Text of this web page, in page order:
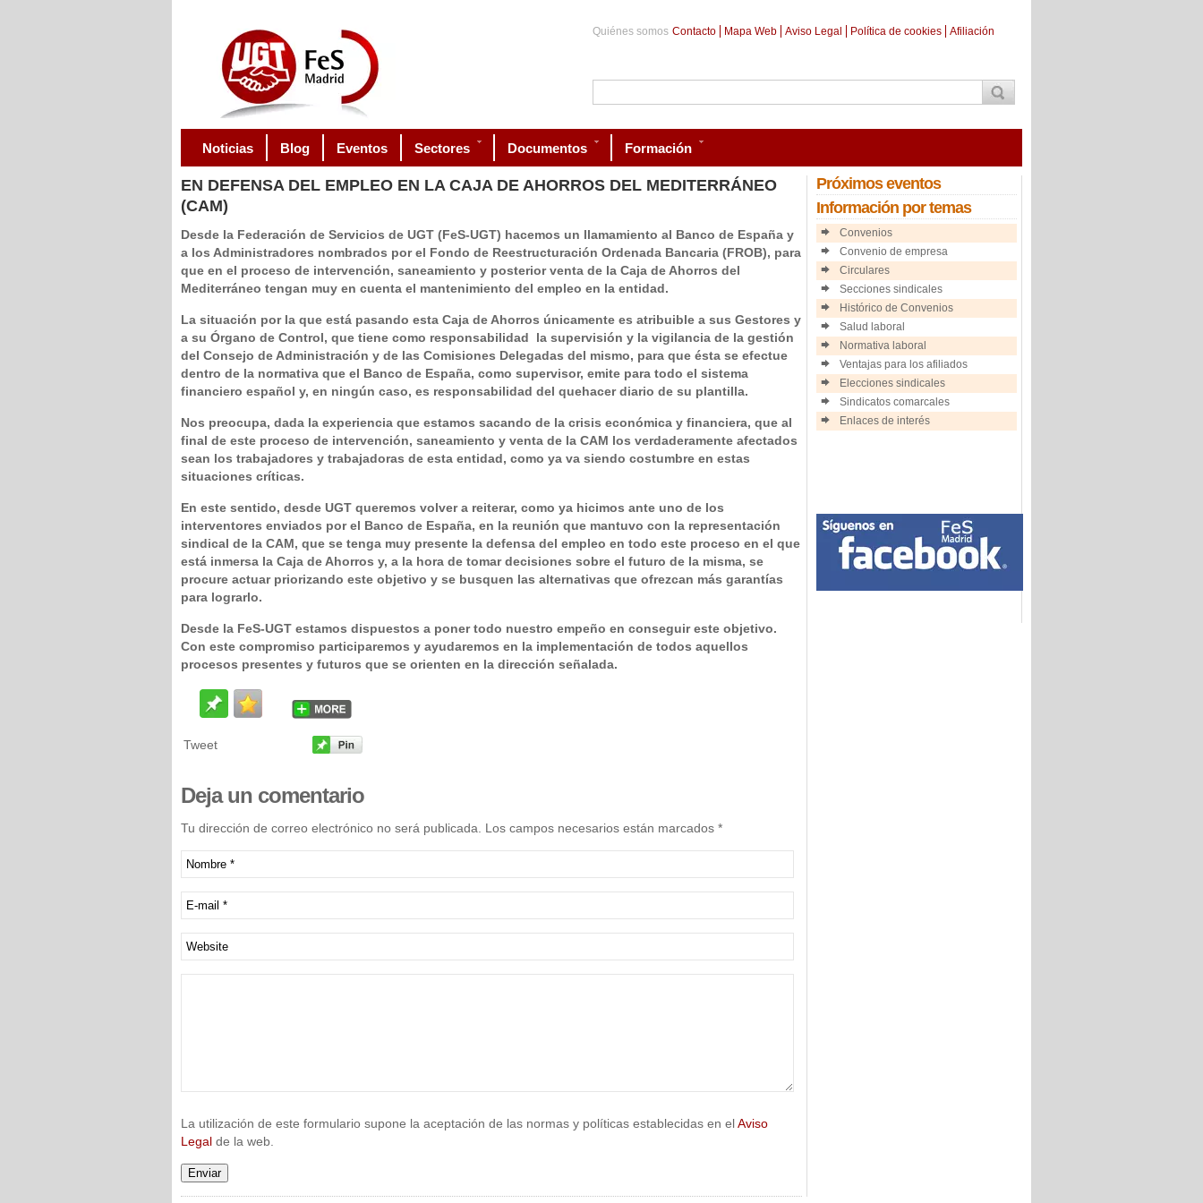
Quiénes somos Contacto Mapa Web Aviso Legal Política de cookies Afiliación
Noticias Blog Eventos Sectores Documentos Formación
EN DEFENSA DEL EMPLEO EN LA CAJA DE AHORROS DEL MEDITERRÁNEO
(CAM)
Desde la Federación de Servicios de UGT (FeS-UGT) hacemos un llamamiento al Banco de España y
a los Administradores nombrados por el Fondo de Reestructuración Ordenada Bancaria (FROB), para
que en el proceso de intervención, saneamiento y posterior venta de la Caja de Ahorros del
Mediterráneo tengan muy en cuenta el mantenimiento del empleo en la entidad.
La situación por la que está pasando esta Caja de Ahorros únicamente es atribuible a sus Gestores y
a su Órgano de Control, que tiene como responsabilidad la supervisión y la vigilancia de la gestión
del Consejo de Administración y de las Comisiones Delegadas del mismo, para que ésta se efectue
dentro de la normativa que el Banco de España, como supervisor, emite para todo el sistema
financiero español y, en ningún caso, es responsabilidad del quehacer diario de su plantilla.
Nos preocupa, dada la experiencia que estamos sacando de la crisis económica y financiera, que al
final de este proceso de intervención, saneamiento y venta de la CAM los verdaderamente afectados
sean los trabajadores y trabajadoras de esta entidad, como ya va siendo costumbre en estas
situaciones críticas.
En este sentido, desde UGT queremos volver a reiterar, como ya hicimos ante uno de los
interventores enviados por el Banco de España, en la reunión que mantuvo con la representación
sindical de la CAM, que se tenga muy presente la defensa del empleo en todo este proceso en el que
está inmersa la Caja de Ahorros y, a la hora de tomar decisiones sobre el futuro de la misma, se
procure actuar priorizando este objetivo y se busquen las alternativas que ofrezcan más garantías
para lograrlo.
Desde la FeS-UGT estamos dispuestos a poner todo nuestro empeño en conseguir este objetivo.
Con este compromiso participaremos y ayudaremos en la implementación de todos aquellos
procesos presentes y futuros que se orienten en la dirección señalada.
Tweet
Dejaun comentario
Tu dirección de correo electrónico no será publicada. Los campos necesarios están marcados *
La utilización de este formulario supone la aceptación de las normas y políticas establecidas en elAviso
Legal de la web.
Enviar
Próximoseventos
Información por temas
Convenios
Convenio de empresa
Circulares
Secciones sindicales
Histórico de Convenios
Salud laboral
Normativa laboral
Ventajas para los afiliados
Elecciones sindicales
Sindicatos comarcales
Enlaces de interés